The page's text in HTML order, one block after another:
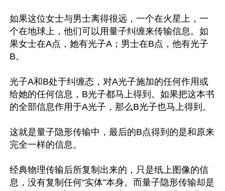
如果这位女士与男士离得很远，一个在火星上，一
个在地球上，他们可以用量子纠缠来传输信息。如
果女士在A点，她有光子A；男士在B点，他有光子
B。
光子A和B处于纠缠态，对A光子施加的任何作用或
给她的任何信息，B光子都马上得到。如果把这本书
的全部信息作用于A光子，那么B光子也马上得到。
这就是量子隐形传输中，最后的B点得到的是和原来
完全一样的信息。
经典物理传输后所复制出来的，只是纸上图像的信
息，没有复制任何“实体”本身。而量子隐形传输却是